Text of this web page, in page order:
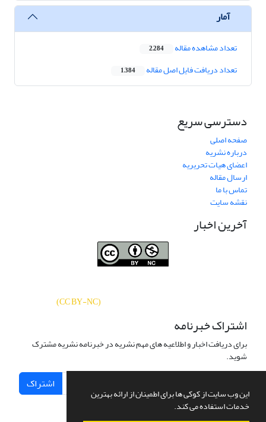
این وب سایت از کوکی ها برای اطمینان از ارائه بهترین
خدمات استفاده می کند.
آمار
تعداد مشاهده مقاله 2,284
تعداد دریافت فایل اصل مقاله 1,384
دسترسی سریع
صفحه اصلی
درباره نشریه
اعضای هیات تحریریه
ارسال مقاله
تماس با ما
نقشه سایت
آخرین اخبار
(
CC BY-NC
)
اشتراک خبرنامه
برای دریافت اخبار و اطلاعیه های مهم نشریه در خبرنامه نشریه مشترک
شوید.
اشتراک